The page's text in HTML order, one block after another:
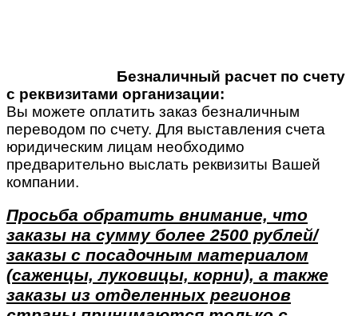
Безналичный расчет по счету
с реквизитами организации:
Вы можете оплатить заказ безналичным
переводом по счету. Для выставления счета
юридическим лицам необходимо
предварительно выслать реквизиты Вашей
компании.
Просьба обратить внимание, что
заказы на сумму более 2500 рублей/
заказы с посадочным материалом
(саженцы, луковицы, корни), а также
заказы из отделенных регионов